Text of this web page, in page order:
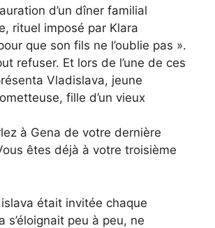
d’un dîner familial
rituel imposé par Klara
que son fils ne l’oublie pas ».
refuser. Et lors de l’une de ces
Vladislava, jeune
fille d’un vieux
à Gena de votre dernière
êtes déjà à votre troisième
était invitée chaque
s’éloignait peu à peu, ne